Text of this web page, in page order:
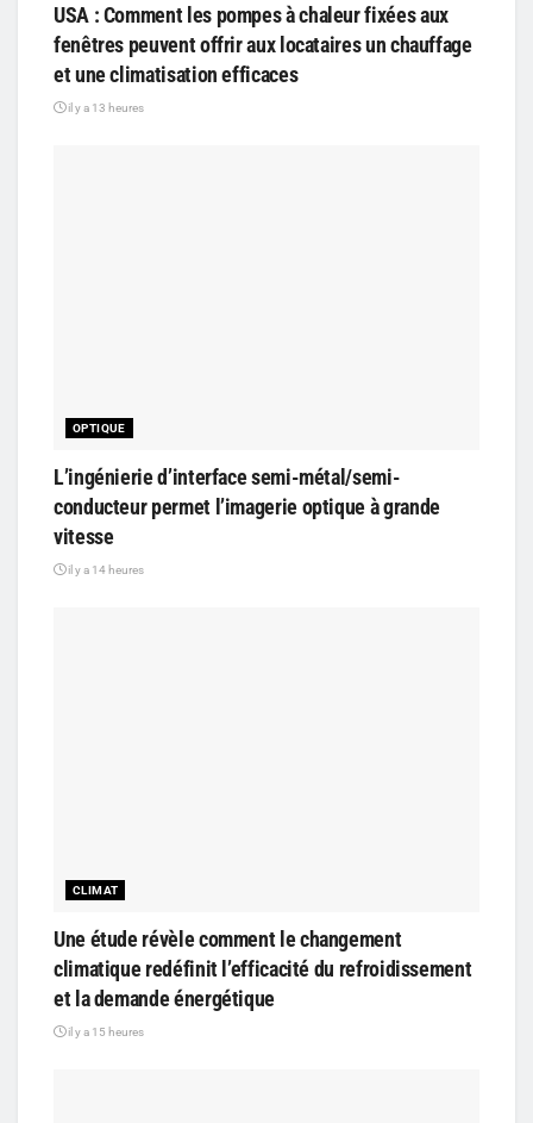
USA : Comment les pompes à chaleur fixées aux
fenêtres peuvent offrir aux locataires un chauffage
et une climatisation efficaces
il y a 13 heures
OPTIQUE
L’ingénierie d’interface semi-métal/semi-
conducteur permet l’imagerie optique à grande
vitesse
il y a 14 heures
CLIMAT
Une étude révèle comment le changement
climatique redéfinit l’efficacité du refroidissement
et la demande énergétique
il y a 15 heures